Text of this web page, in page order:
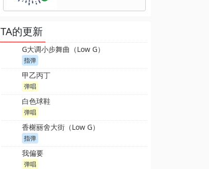
TA的更新
G大调小步舞曲（Low G）
指弹
甲乙丙丁
弹唱
白色球鞋
弹唱
香榭丽舍大街（Low G）
指弹
我偏要
弹唱